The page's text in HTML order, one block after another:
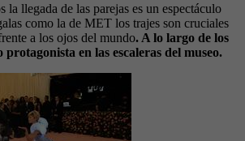
la llegada de las parejas es un espectáculo
como la de MET los trajes son cruciales
a los ojos del mundo. A lo largo de los
protagonista en las escaleras del museo.